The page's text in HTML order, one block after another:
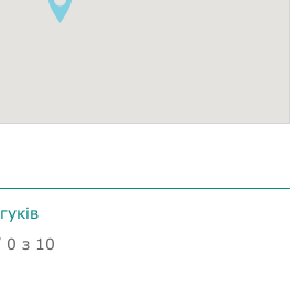
0 з 10